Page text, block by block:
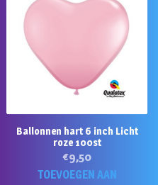
Ballonnen hart 6 inch Licht
roze 100st
€9,50
TOEVOEGEN AAN